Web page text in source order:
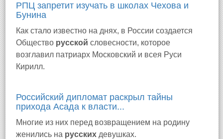
РПЦ запретит изучать в школах Чехова и
Бунина
Как стало известно на днях, в России создается
Общество русской словесности, которое
возглавил патриарх Московский и всея Руси
Кирилл.
Российский дипломат раскрыл тайны
прихода Асада к власти...
Многие из них перед возвращением на родину
женились на русских девушках.